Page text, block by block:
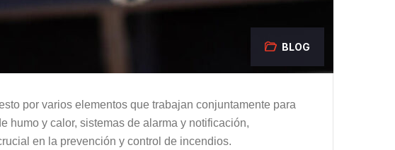
BLOG
por varios elementos que trabajan conjuntamente para
humo y calor, sistemas de alarma y notificación,
en la prevención y control de incendios.